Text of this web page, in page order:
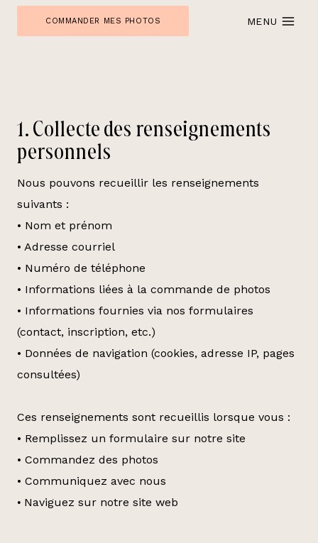
Skip
COMMANDER MES PHOTOS MENU
1. Collecte des renseignements
personnels
Nous pouvons recueillir les renseignements
suivants :
• Nom et prénom
• Adresse courriel
• Numéro de téléphone
• Informations liées à la commande de photos
• Informations fournies via nos formulaires
(contact, inscription, etc.)
• Données de navigation (cookies, adresse IP, pages
consultées)
Ces renseignements sont recueillis lorsque vous :
• Remplissez un formulaire sur notre site
• Commandez des photos
• Communiquez avec nous
• Naviguez sur notre site web